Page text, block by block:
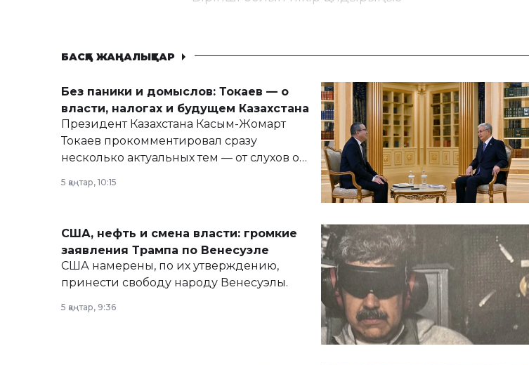
БАСҚА ЖАҢАЛЫҚТАР
Без паники и домыслов: Токаев — о
власти, налогах и будущем Казахстана
Президент Казахстана Касым-Жомарт
Токаев прокомментировал сразу
несколько актуальных тем — от слухов о
армии, экономики и личного здоровья.
5 қаңтар, 10:15
США, нефть и смена власти: громкие
заявления Трампа по Венесуэле
США намерены, по их утверждению,
принести свободу народу Венесуэлы.
5 қаңтар, 9:36